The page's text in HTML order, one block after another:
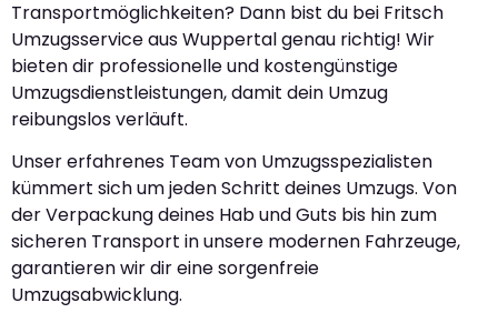
Transportmöglichkeiten? Dann bist du bei Fritsch
Umzugsservice aus Wuppertal genau richtig! Wir
bieten dir professionelle und kostengünstige
Umzugsdienstleistungen, damit dein Umzug
reibungslos verläuft.
Unser erfahrenes Team von Umzugsspezialisten
kümmert sich um jeden Schritt deines Umzugs. Von
der Verpackung deines Hab und Guts bis hin zum
sicheren Transport in unsere modernen Fahrzeuge,
garantieren wir dir eine sorgenfreie
Umzugsabwicklung.